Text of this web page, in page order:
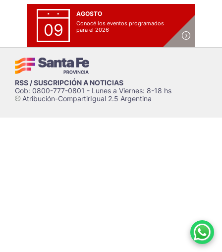
09
AGOSTO
Conocé los eventos programados
para el 2026
RSS / SUSCRIPCIÓN A NOTICIAS
Gob: 0800-777-0801 - Lunes a Viernes: 8-18 hs
cAtribución-CompartirIgual 2.5 Argentina